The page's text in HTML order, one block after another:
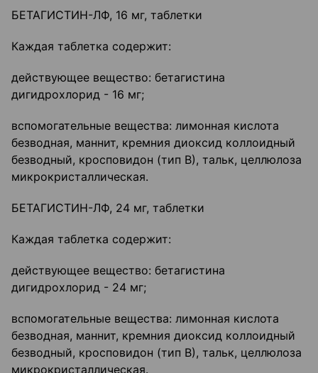
БЕТАГИСТИН-ЛФ, 16 мг, таблетки
Каждая таблетка содержит:
действующее вещество: бетагистина
дигидрохлорид - 16 мг;
вспомогательные вещества: лимонная кислота
безводная, маннит, кремния диоксид коллоидный
безводный, кросповидон (тип В), тальк, целлюлоза
микрокристаллическая.
БЕТАГИСТИН-ЛФ, 24 мг, таблетки
Каждая таблетка содержит:
действующее вещество: бетагистина
дигидрохлорид - 24 мг;
вспомогательные вещества: лимонная кислота
безводная, маннит, кремния диоксид коллоидный
безводный, кросповидон (тип В), тальк, целлюлоза
микрокристаллическая.